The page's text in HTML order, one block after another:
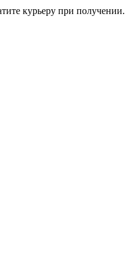
курьеру при получении.